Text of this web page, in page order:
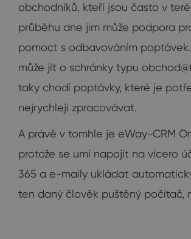
obchodníků, kteří jsou často v
průběhu dne jim může podpora
pomoct s odbavováním
může jít o schránky typu
taky chodí poptávky, které je
nejrychleji zpracovávat.
A právě v tomhle je eWay-CRM
protože se umí napojit na vícero
365 a e-maily ukládat
ten daný člověk puštěný počítač,